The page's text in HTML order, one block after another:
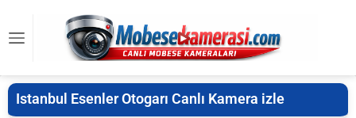
Istanbul Esenler Otogarı Canlı Kamera izle